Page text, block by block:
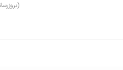
(بروزرسانی